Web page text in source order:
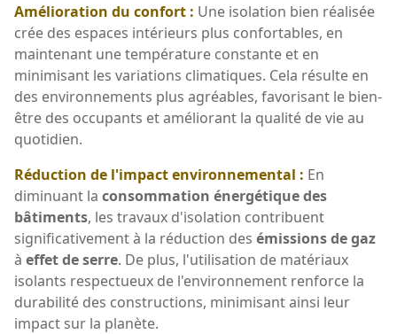
Amélioration du confort : Une isolation bien réalisée
crée des espaces intérieurs plus confortables, en
maintenant une température constante et en
minimisant les variations climatiques. Cela résulte en
des environnements plus agréables, favorisant le bien-
être des occupants et améliorant la qualité de vie au
quotidien.
Réduction de l'impact environnemental : En
diminuant la consommation énergétique des
bâtiments, les travaux d'isolation contribuent
significativement à la réduction des émissions de gaz
à effet de serre. De plus, l'utilisation de matériaux
isolants respectueux de l'environnement renforce la
durabilité des constructions, minimisant ainsi leur
impact sur la planète.